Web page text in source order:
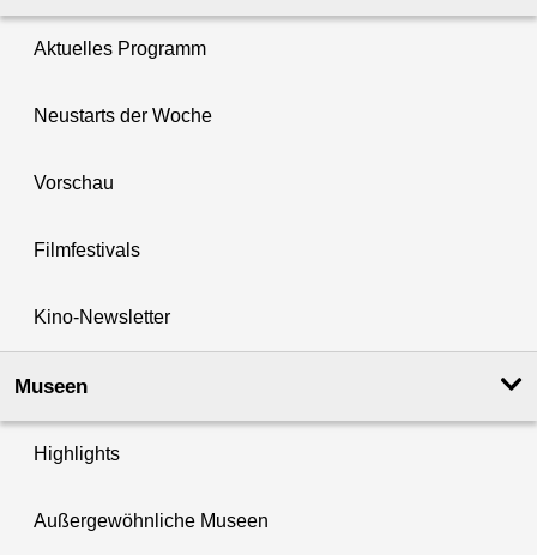
Aktuelles Programm
Neustarts der Woche
Vorschau
Filmfestivals
Kino-Newsletter
Museen
Highlights
Außergewöhnliche Museen